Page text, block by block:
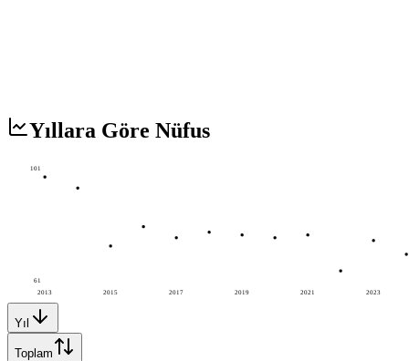
Yıllara Göre Nüfus
2013 2015 2017 2019 2021 2023
101
61
Yıl
Toplam